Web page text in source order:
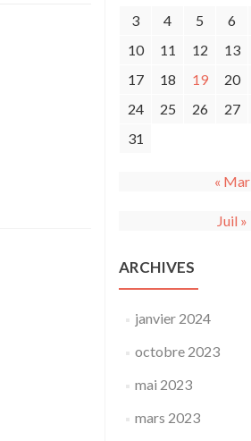
3
4 5 6
10
11 12 13
17
18 19 20
24
25 26 27
31
« Mar
Juil »
ARCHIVES
janvier 2024
octobre 2023
mai 2023
mars 2023